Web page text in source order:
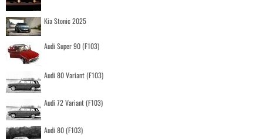
Kia Stonic 2025
Audi Super 90 (F103)
Audi 80 Variant (F103)
Audi 72 Variant (F103)
Audi 80 (F103)